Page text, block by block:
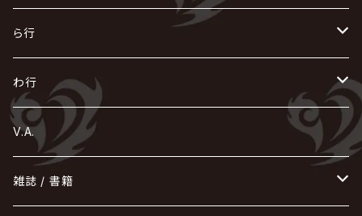
Azavana
Acid Black Cherry
Ashmaze.
甘い暴力
色々な十字架
168 / 葵-168-
UCHUSENTAI:NOIZ / 宇宙戦隊NOIZ
the GazettE
GOTCHAROCKA
蛾と蝶
KIRITO / キリト
己龍
GREN / グレン
黒夢
ゴールデンボンバー
CONTRASTZ
XANVALA
Sick²
ジグソウ
シド
sukekiyo
SCAPEGOAT
SPLENDID GOD GIRAFFE
零[Hz]
SOPHIA
ZOMBIE / ぞんび
DADAROMA
逹瑯
DAVID / SUI / 縁
D
DIAURA
DaizyStripper
D'ESPAIRSRAY
と
東京花嫁
Tourbillon
NICOLAS
nurié
ね
NETH PRIERE CAIN
NEVERLAND
の
NoGoD
NOCTURNAL BLOODLUST
H.U.G
BugLug
HAZUKI / 葉月
HERO
美炎-BIEN-
HIZAKI
vistlip
ふ
Far East Dizain
Fatüm
へ
BabyKingdom
THE BEETHOVEN
ほ
POIDOL
THE MICRO HEAD 4N'S
MAO / マオ from SID
マガツノート
machine
み
未完成アリス
ミスイ
む
MUCC / ムック
め
メトロノーム
も
や
ヤミテラ / 外道反逆者ヤミテラ
ゆ
YUKIYA / 藤田幸也
ユナイト
よ
ら行
ら
rice
Rides In ReVellion
り
Leetspeak monsters
る
わ行
わ
wyse
V.A.
雑誌 / 書籍